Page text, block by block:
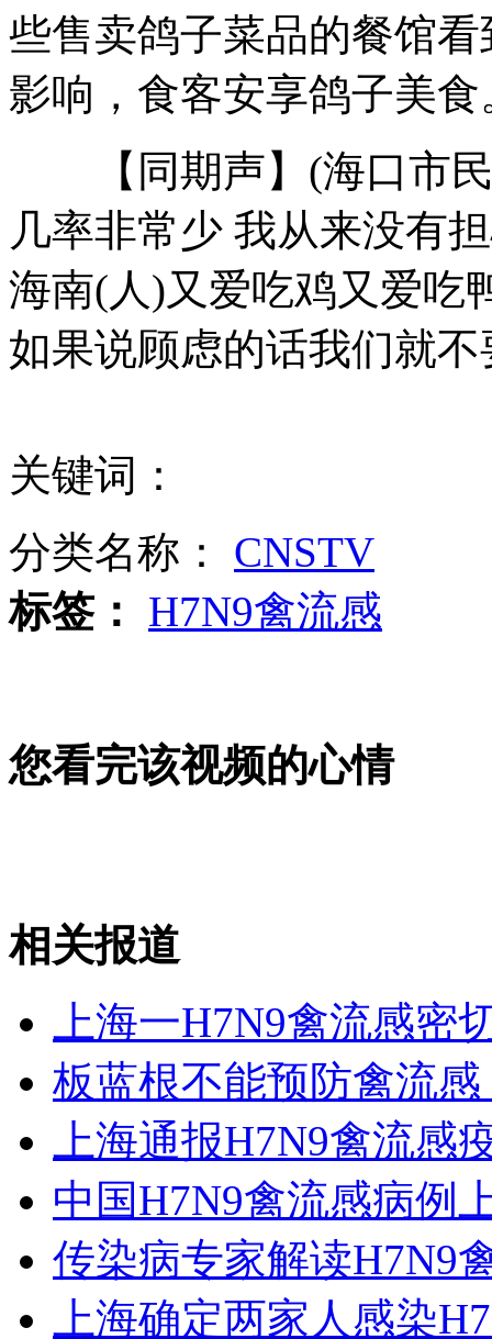
美14岁少年造核反应堆
500万年后男人灭绝？
山西运城恶犬咬伤多人 警民合力深夜将其击毙
无痛分娩是否安全 医生回应
外交部：反对强权政治霸凌主义
外交部：有关国家言论片面不公正
消防员救轻生者
纽约上演“枕头大战”
司机酒驾遇交警 急速倒车逃窜
些售卖鸽子菜品的餐馆
影响，食客安享鸽子美食
【同期声】(海口市民
几率非常少 我从来没有
海南(人)又爱吃鸡又爱吃
如果说顾虑的话我们就
关键词：
分类名称： CNSTV
标签：
H7N9禽流感
您看完该视频的心情
相关报道
上海一H7N9禽流感密
板蓝根不能预防禽流
上海通报H7N9禽流感
中国H7N9禽流感病例
传染病专家解读H7N9
上海确定两家人感染